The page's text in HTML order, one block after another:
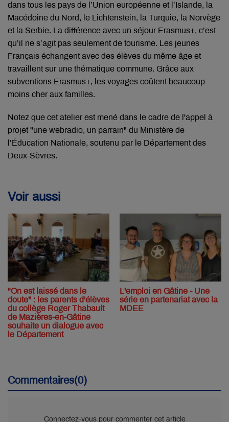
dans tous les pays de l’Union européenne et l’Islande, la
Macédoine du Nord, le Lichtenstein, la Turquie, la Norvège
et la Serbie. La différence avec un séjour Erasmus+, c’est
qu’il ne s’agit pas seulement de tourisme. Les jeunes
Français échangent avec des élèves du même âge et
travaillent sur une thématique commune. Grâce aux
subventions Erasmus+, les voyages coûtent beaucoup
moins cher aux familles.
Notez que cet atelier est mené dans le cadre de l'appel à
projet "une webradio, un parrain" du Ministère de
l’Éducation Nationale, soutenu par le Département des
Deux-Sèvres.
Voir aussi
"On est laissé dans le
doute" : les parents d'élèves
du collège Roger Thabault
de Mazières-en-Gâtine
souhaite un dialogue avec
le Département
L'emploi en Gâtine - Une
série en partenariat avec la
MDEE
Commentaires(0)
Connectez-vous pour commenter cet article